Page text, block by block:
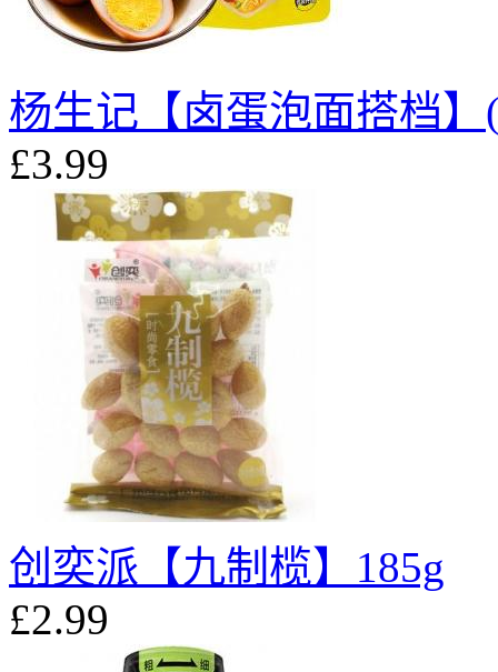
杨生记【卤蛋泡面搭档】
£3.99
创奕派【九制榄】185g
£2.99